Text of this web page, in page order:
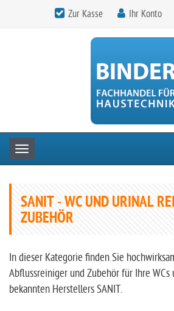
Zur Kasse Ihr Konto
Toggle navigation
SANIT - WC UND URINAL
ZUBEHÖR
In dieser Kategorie finden Sie
Abflussreiniger und Zubehör für Ihre WCs
bekannten Herstellers SANIT.